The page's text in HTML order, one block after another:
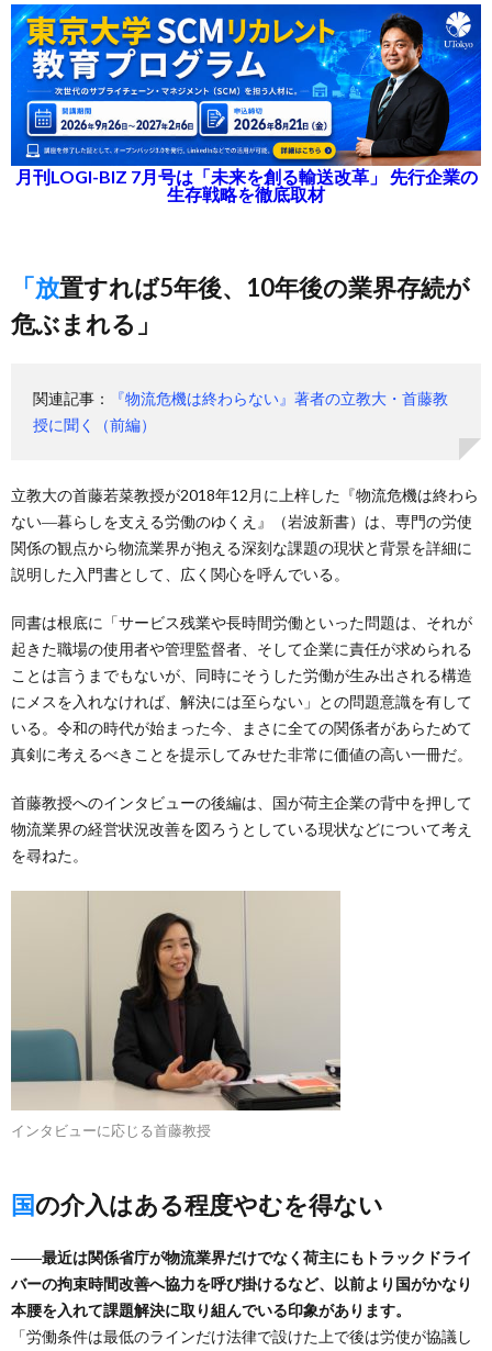
月刊LOGI-BIZ 7月号は「未来を創る輸送改革」 先行企業の
生存戦略を徹底取材
「放置すれば5年後、10年後の業界存続が
危ぶまれる」
関連記事：
『物流危機は終わらない』著者の立教大・首藤教
授に聞く（前編）
立教大の首藤若菜教授が2018年12月に上梓した『物流危機は終わら
ない―暮らしを支える労働のゆくえ』（岩波新書）は、専門の労使
関係の観点から物流業界が抱える深刻な課題の現状と背景を詳細に
説明した入門書として、広く関心を呼んでいる。
同書は根底に「サービス残業や長時間労働といった問題は、それが
起きた職場の使用者や管理監督者、そして企業に責任が求められる
ことは言うまでもないが、同時にそうした労働が生み出される構造
にメスを入れなければ、解決には至らない」との問題意識を有して
いる。令和の時代が始まった今、まさに全ての関係者があらためて
真剣に考えるべきことを提示してみせた非常に価値の高い一冊だ。
首藤教授へのインタビューの後編は、国が荷主企業の背中を押して
物流業界の経営状況改善を図ろうとしている現状などについて考え
を尋ねた。
インタビューに応じる首藤教授
国の介入はある程度やむを得ない
――最近は関係省庁が物流業界だけでなく荷主にもトラックドライ
バーの拘束時間改善へ協力を呼び掛けるなど、以前より国がかなり
本腰を入れて課題解決に取り組んでいる印象があります。
「労働条件は最低のラインだけ法律で設けた上で後は労使が協議し